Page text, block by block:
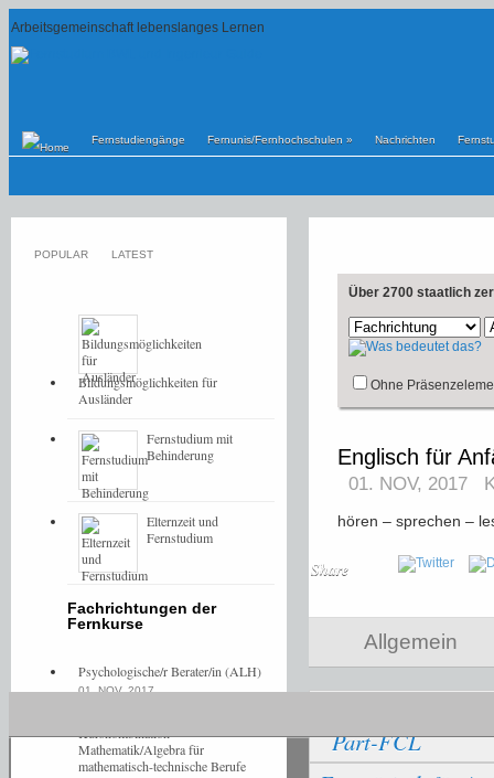
Arbeitsgemeinschaft lebenslanges Lernen
Fernstudiengänge Fernunis/Fernhochschulen » Nachrichten
Über 2700 staatlich
Ohne
Englisch für
01. NOV, 2017
hören – sprechen –
Share
Allgemein
Part-FCL
POPULAR LATEST
Bildungsmöglichkeiten für
Ausländer
Fernstudium mit
Behinderung
Elternzeit und
Fernstudium
Fachrichtungen der
Fernkurse
Psychologische/r Berater/in (ALH)
01. NOV, 2017
Kurskombination
Mathematik/Algebra für
mathematisch-technische Berufe